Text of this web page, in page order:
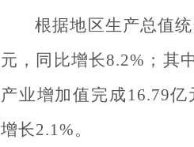
根据地区生产总值统
元，同比增长8.2% ；其
产业增加值完成 16.79亿
增长2.1%。